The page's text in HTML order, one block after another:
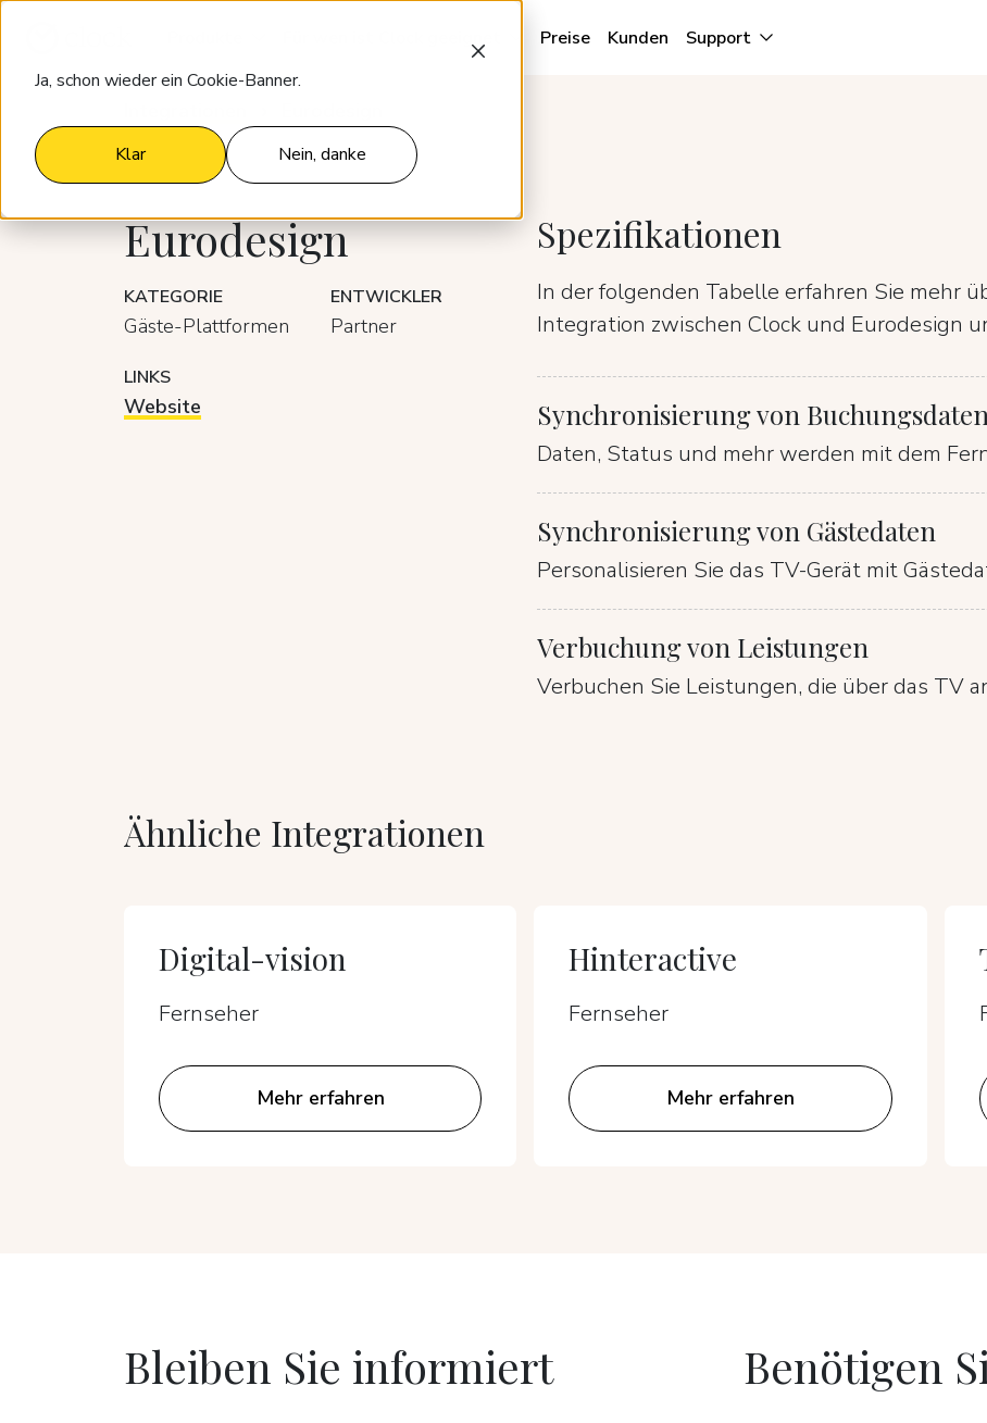
Ja, schon wieder ein Cookie-Banner.
Klar Nein, danke
Preise Kunden Support
Eurodesign
KATEGORIE
Gäste-Plattformen
ENTWICKLER
Partner
LINKS
Website
Spezifikationen
In der folgenden Tabelle erfahren Sie mehr
Integration zwischen Clock und Eurodesign
Synchronisierung von Buchungsdaten
Daten, Status und mehr werden mit dem
Synchronisierung von Gästedaten
Personalisieren Sie das TV-Gerät mit
Verbuchung von Leistungen
Verbuchen Sie Leistungen, die über das TV
Ähnliche Integrationen
Digital-vision
Fernseher
Mehr erfahren
Hinteractive
Fernseher
Mehr erfahren
Bleiben Sie informiert Benötigen